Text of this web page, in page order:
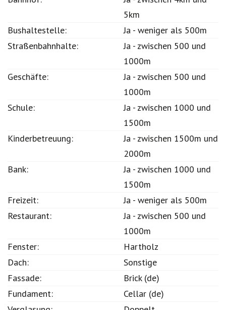
Ja - zwischen 4km und
5km
Bushaltestelle:
Ja - weniger als 500m
Ja - zwischen 500 und
1000m
Ja - zwischen 500 und
1000m
Ja - zwischen 1000 und
1500m
Ja - zwischen 1500m und
2000m
Ja - zwischen 1000 und
1500m
Freizeit:
Ja - weniger als 500m
Ja - zwischen 500 und
1000m
Fenster:
Hartholz
Dach:
Sonstige
Fassade:
Brick (de)
Fundament:
Cellar (de)